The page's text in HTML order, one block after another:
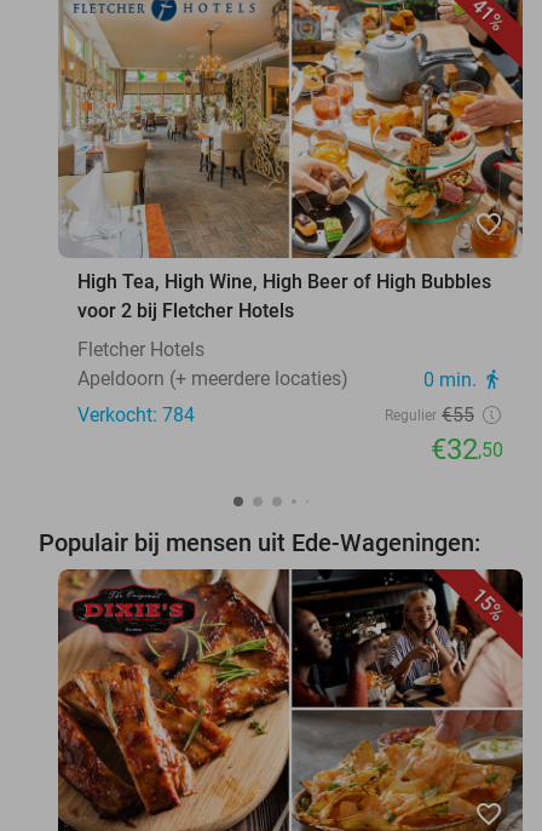
41%
favorite_border
High Tea, High Wine, High Beer of High Bubbles
voor 2 bij Fletcher Hotels
Fletcher Hotels
Apeldoorn (+ meerdere locaties)
0 min. directions_walk
Verkocht: 784 Regulier €55
€32,50
Populair bij mensen uit Ede-Wageningen:
15%
favorite_border